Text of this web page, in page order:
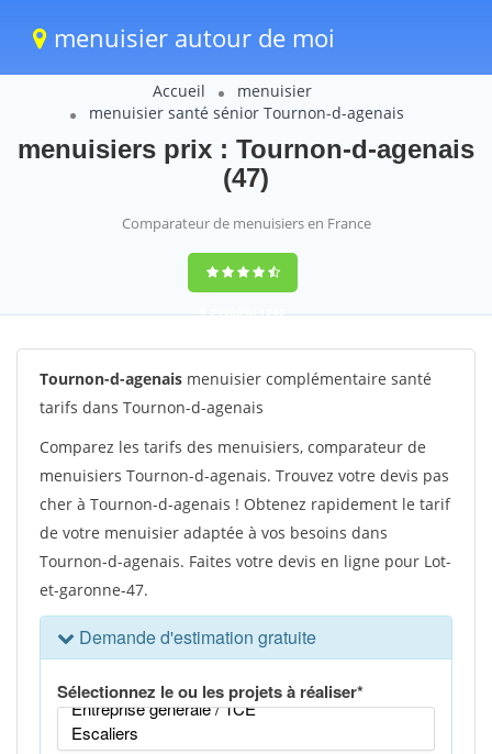
menuisier autour de moi
Accueil
menuisier
menuisier santé sénior Tournon-d-agenais
menuisiers prix : Tournon-d-agenais
(47)
Comparateur de menuisiers en France
9,2(100%)1242
votes
Tournon-d-agenais menuisier complémentaire santé
tarifs dans Tournon-d-agenais
Comparez les tarifs des menuisiers, comparateur de
menuisiers Tournon-d-agenais. Trouvez votre devis pas
cher à Tournon-d-agenais ! Obtenez rapidement le tarif
de votre menuisier adaptée à vos besoins dans
Tournon-d-agenais. Faites votre devis en ligne pour Lot-
et-garonne-47.